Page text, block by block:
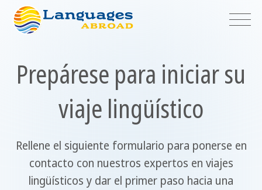
Prepárese para iniciar su
viaje lingüístico
Rellene el siguiente formulario para ponerse en
contacto con nuestros expertos en viajes
lingüísticos y dar el primer paso hacia una